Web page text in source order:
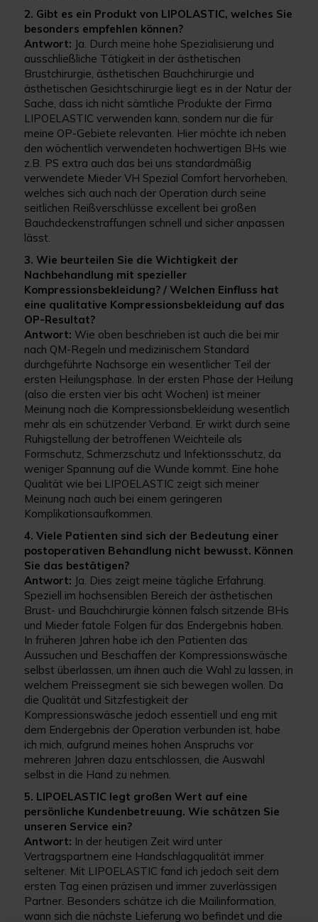
2. Gibt es ein Produkt von LIPOLASTIC, welches Sie
besonders empfehlen können?
Antwort: Ja. Durch meine hohe Spezialisierung und
ausschließliche Tätigkeit in der ästhetischen
Brustchirurgie, ästhetischen Bauchchirurgie und
ästhetischen Gesichtschirurgie liegt es in der Natur der
Sache, dass ich nicht sämtliche Produkte der Firma
LIPOELASTIC verwenden kann, sondern nur die für
meine OP-Gebiete relevanten. Hier möchte ich neben
den wöchentlich verwendeten hochwertigen BHs wie
z.B. PS extra auch das bei uns standardmäßig
verwendete Mieder VH Spezial Comfort hervorheben,
welches sich auch nach der Operation durch seine
seitlichen Reißverschlüsse excellent bei großen
Bauchdeckenstraffungen schnell und sicher anpassen
lässt.
3. Wie beurteilen Sie die Wichtigkeit der
Nachbehandlung mit spezieller
Kompressionsbekleidung? / Welchen Einfluss hat
eine qualitative Kompressionsbekleidung auf das
OP-Resultat?
Antwort: Wie oben beschrieben ist auch die bei mir
nach QM-Regeln und medizinischem Standard
durchgeführte Nachsorge ein wesentlicher Teil der
ersten Heilungsphase. In der ersten Phase der Heilung
(also die ersten vier bis acht Wochen) ist meiner
Meinung nach die Kompressionsbekleidung wesentlich
mehr als ein schützender Verband. Er wirkt durch seine
Ruhigstellung der betroffenen Weichteile als
Formschutz, Schmerzschutz und Infektionsschutz, da
weniger Spannung auf die Wunde kommt. Eine hohe
Qualität wie bei LIPOELASTIC zeigt sich meiner
Meinung nach auch bei einem geringeren
Komplikationsaufkommen.
4. Viele Patienten sind sich der Bedeutung einer
postoperativen Behandlung nicht bewusst. Können
Sie das bestätigen?
Antwort: Ja. Dies zeigt meine tägliche Erfahrung.
Speziell im hochsensiblen Bereich der ästhetischen
Brust- und Bauchchirurgie können falsch sitzende BHs
und Mieder fatale Folgen für das Endergebnis haben.
In früheren Jahren habe ich den Patienten das
Aussuchen und Beschaffen der Kompressionswäsche
selbst überlassen, um ihnen auch die Wahl zu lassen, in
welchem Preissegment sie sich bewegen wollen. Da
die Qualität und Sitzfestigkeit der
Kompressionswäsche jedoch essentiell und eng mit
dem Endergebnis der Operation verbunden ist, habe
ich mich, aufgrund meines hohen Anspruchs vor
mehreren Jahren dazu entschlossen, die Auswahl
selbst in die Hand zu nehmen.
5. LIPOELASTIC legt großen Wert auf eine
persönliche Kundenbetreuung. Wie schätzen Sie
unseren Service ein?
Antwort: In der heutigen Zeit wird unter
Vertragspartnern eine Handschlagqualität immer
seltener. Mit LIPOELASTIC fand ich jedoch seit dem
ersten Tag einen präzisen und immer zuverlässigen
Partner. Besonders schätze ich die Mailinformation,
wann sich die nächste Lieferung wo befindet und die